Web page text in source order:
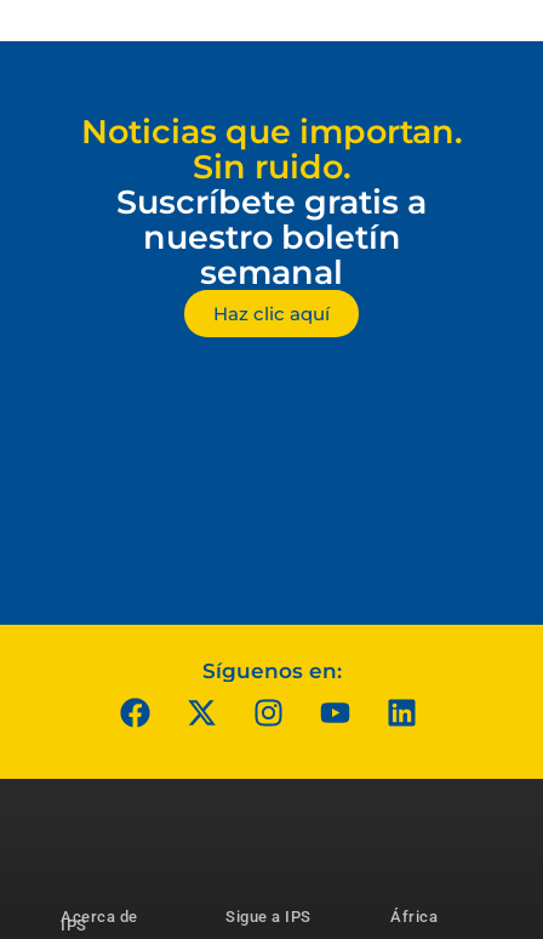
Noticias que importan.
Sin ruido.
Suscríbete gratis a
nuestro boletín
semanal
Haz clic aquí
Síguenos en:
Acerca de
IPS
Sigue a IPS
África